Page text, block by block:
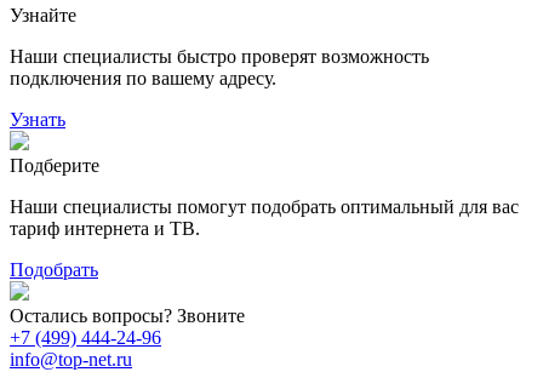
163
29
78
Узнайте
Наши специалисты быстро проверят возможность
подключения по вашему адресу.
Узнать
Подберите
Наши специалисты помогут подобрать оптимальный для вас
тариф интернета и ТВ.
Подобрать
Остались вопросы? Звоните
+7 (499) 444-24-96
info@top-net.ru